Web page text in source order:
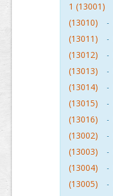
1 (13001)
(13010)
-
(13011)
-
(13012)
-
(13013)
-
(13014)
-
(13015)
-
(13016)
-
(13002)
-
(13003)
-
(13004)
-
(13005)
-